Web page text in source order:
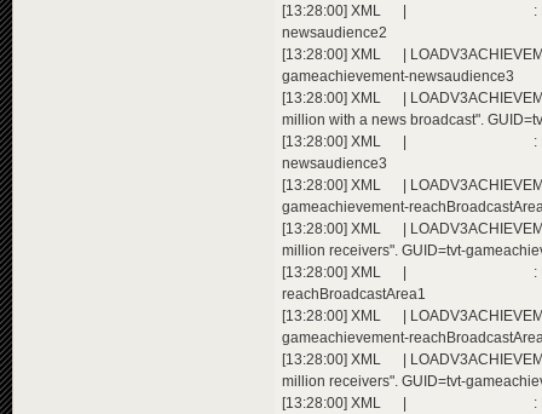
[13:28:00] XML | : Extending
newsaudience2
[13:28:00] XML |
gameachievement-newsaudience3
[13:28:00] XML |
million with a news broadcast".
[13:28:00] XML | : Extending
newsaudience3
[13:28:00] XML |
gameachievement-
[13:28:00] XML |
million receivers". GUID=tvt-
[13:28:00] XML | : Extending
reachBroadcastArea1
[13:28:00] XML |
gameachievement-
[13:28:00] XML |
million receivers". GUID=tvt-
[13:28:00] XML | : Extending